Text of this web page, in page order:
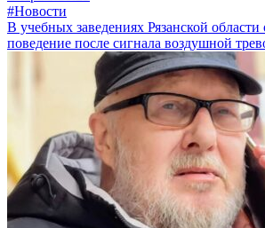
#Новости
В учебных заведениях Рязанской области
поведение после сигнала воздушной